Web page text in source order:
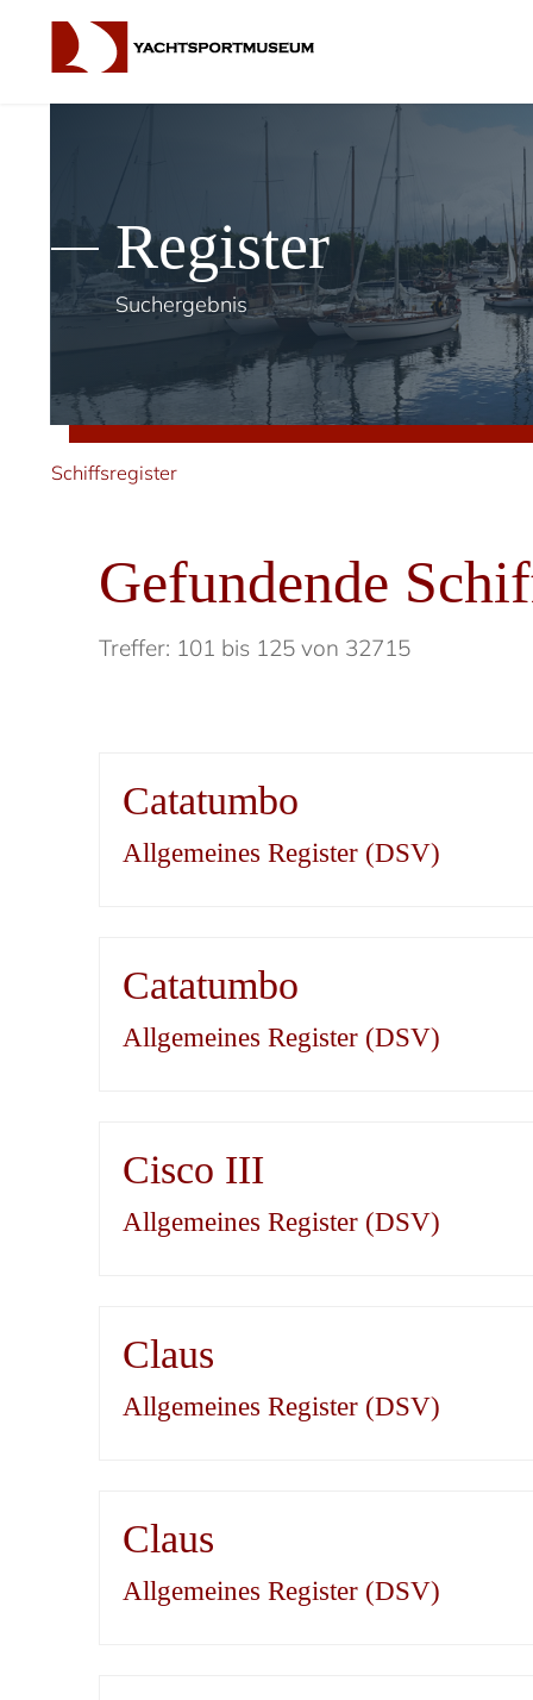
Register
Suchergebnis
Schiffsregister
Gefundende
Treffer: 101 bis 125 von 32715
Catatumbo
Allgemeines Register (DSV)
Catatumbo
Allgemeines Register (DSV)
Cisco III
Allgemeines Register (DSV)
Claus
Allgemeines Register (DSV)
Claus
Allgemeines Register (DSV)